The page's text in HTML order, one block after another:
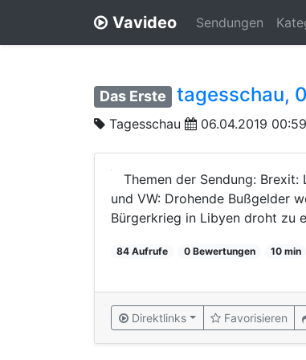
Vavideo Sendungen
Das Erste tagesschau,
Tagesschau 06.04.2019 00:59
Themen der Sendung:
und VW: Drohende Bußgelder
Bürgerkrieg in Libyen droht zu
84 Aufrufe 0 Bewertungen 10 min
Direktlinks Favorisieren